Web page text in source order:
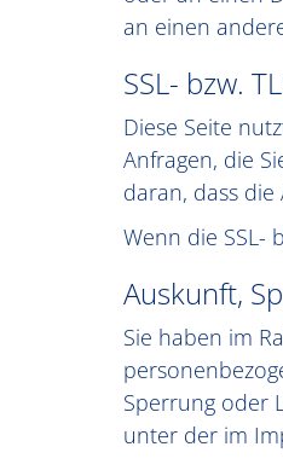
an einen
SSL- bzw.
Diese Seite
Anfragen, die
daran, dass die
Wenn die SSL-
Auskunft,
Sie haben im
Sperrung oder
unter der im